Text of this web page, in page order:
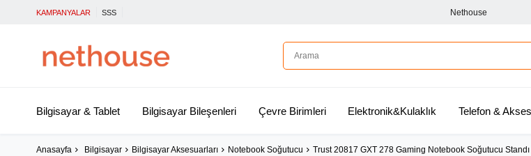
KAMPANYALAR SSS Nethouse
Bilgisayar & Tablet Bilgisayar Bileşenleri Çevre Birimleri Elektronik&Kulaklık Telefon &
Anasayfa Bilgisayar Bilgisayar Aksesuarları Notebook Soğutucu Trust 20817 GXT 278 Gaming Notebook Soğutucu Standı